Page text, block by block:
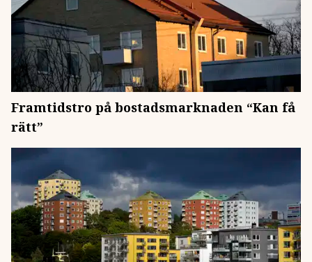
Framtidstro på bostadsmarknaden “Kan få
rätt”